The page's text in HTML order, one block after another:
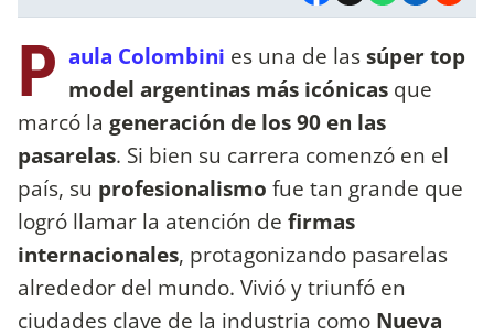
P aula Colombini es una de lassúper top
model argentinas más icónicas que
marcó la generación de los 90 en las
pasarelas. Si bien su carrera comenzó en el
país, su profesionalismo fue tan grande que
logró llamar la atención de firmas
internacionales, protagonizando pasarelas
alrededor del mundo. Vivió y triunfó en
ciudades clave de la industria como Nueva